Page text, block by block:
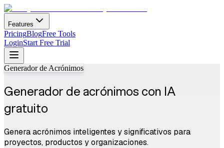
Features
PricingBlogFree Tools
LoginStart Free Trial
Generador de Acrónimos
Generador de acrónimos con IA
gratuito
Genera acrónimos inteligentes y significativos para
proyectos, productos y organizaciones.